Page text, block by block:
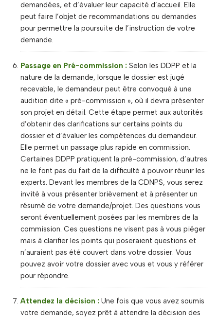
demandées, et d’évaluer leur capacité d’accueil. Elle
peut faire l’objet de recommandations ou demandes
pour permettre la poursuite de l’instruction de votre
demande.
Passage en Pré-commission : Selon les DDPP et la
nature de la demande, lorsque le dossier est jugé
recevable, le demandeur peut être convoqué à une
audition dite « pré-commission », où il devra présenter
son projet en détail. Cette étape permet aux autorités
d’obtenir des clarifications sur certains points du
dossier et d’évaluer les compétences du demandeur.
Elle permet un passage plus rapide en commission.
Certaines DDPP pratiquent la pré-commission, d’autres
ne le font pas du fait de la difficulté à pouvoir réunir les
experts. Devant les membres de la CDNPS, vous serez
invité à vous présenter brièvement et à présenter un
résumé de votre demande/projet. Des questions vous
seront éventuellement posées par les membres de la
commission. Ces questions ne visent pas à vous piéger
mais à clarifier les points qui poseraient questions et
n’auraient pas été couvert dans votre dossier. Vous
pouvez avoir votre dossier avec vous et vous y référer
pour répondre.
Attendez la décision : Une fois que vous avez soumis
votre demande, soyez prêt à attendre la décision des